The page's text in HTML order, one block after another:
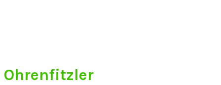
Ohrenfitzler